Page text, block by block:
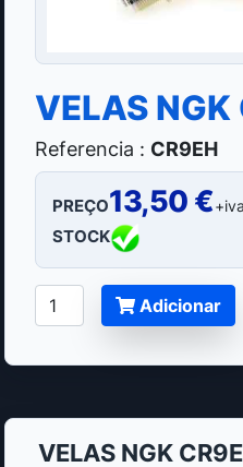
VELAS NGK
Referencia : CR9EH
PREÇO13,50 €+iva
STOCK
Adicionar
VELAS NGK